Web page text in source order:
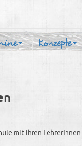
Konzepte
mit ihren